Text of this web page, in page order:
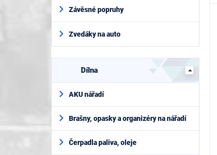
Závěsné popruhy
Zvedáky na auto
Dílna
AKU nářadí
Brašny, opasky a organizéry na nářadí
Čerpadla paliva, oleje